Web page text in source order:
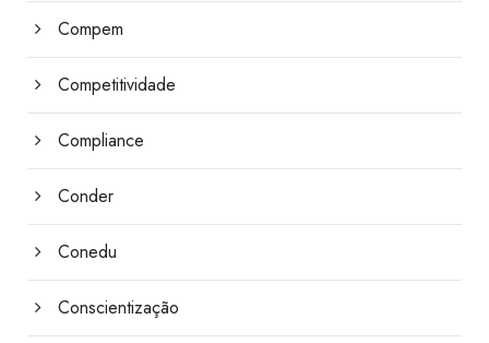
Compem
Competitividade
Compliance
Conder
Conedu
Conscientização